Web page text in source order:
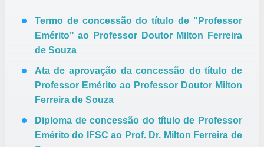
Termo de concessão do título de "Professor
Emérito" ao Professor Doutor Milton Ferreira
de Souza
Ata de aprovação da concessão do título de
Professor Emérito ao Professor Doutor Milton
Ferreira de Souza
Diploma de concessão do título de Professor
Emérito do IFSC ao Prof. Dr. Milton Ferreira de